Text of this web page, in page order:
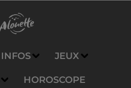
INFOS JEUX
HOROSCOPE